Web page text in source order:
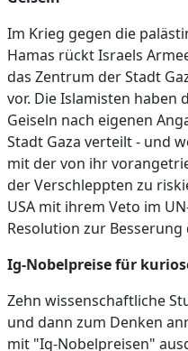
Im Krieg gegen die
Hamas rückt Israels
das Zentrum der Stadt
vor. Die Islamisten haben
Geiseln nach eigenen
Stadt Gaza verteilt - und
mit der von ihr
der Verschleppten zu
USA mit ihrem Veto im
Resolution zur
Ig-Nobelpreise für
Zehn wissenschaftliche
und dann zum Denken
mit "Ig-Nobelpreisen"